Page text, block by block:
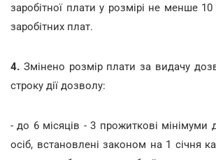
заробітної плати у розмірі не менше
заробітних плат.
4. Змінено розмір плати за видачу
строку дії дозволу:
- до 6 місяців - 3 прожиткові мінімуми
осіб, встановлені законом на 1 січня